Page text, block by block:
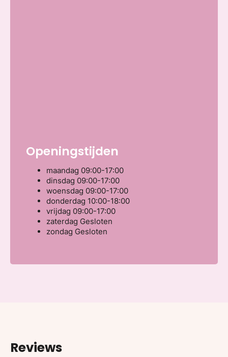
Openingstijden
maandag 09:00-17:00
dinsdag 09:00-17:00
woensdag 09:00-17:00
donderdag 10:00-18:00
vrijdag 09:00-17:00
zaterdag Gesloten
zondag Gesloten
Reviews